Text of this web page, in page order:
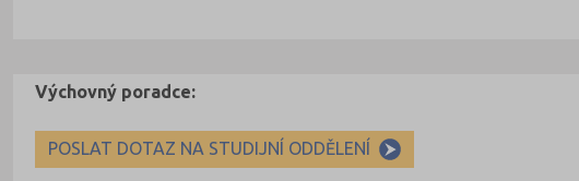
Výchovný poradce:
POSLAT DOTAZ NA STUDIJNÍ ODDĚLENÍ